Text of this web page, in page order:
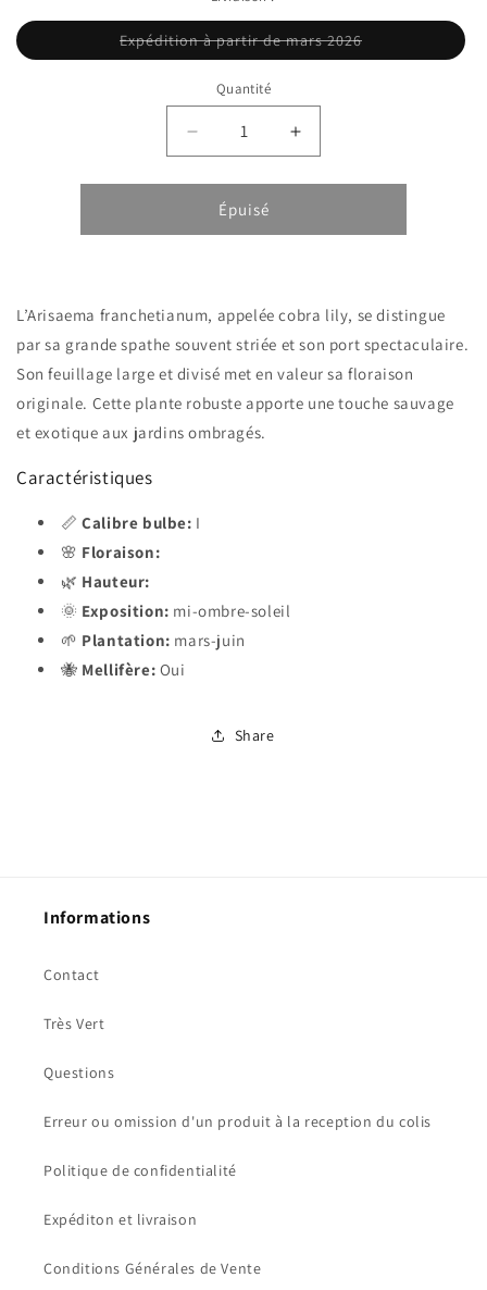
Expédition à partir de mars 2026Variante
Quantité
Réduire
la
quantité
Arisaema
Augmenter
la
quantité
Arisaema
Épuisé
L’Arisaema franchetianum, appelée cobra lily, se distingue
par sa grande spathe souvent striée et son port spectaculaire.
Son feuillage large et divisé met en valeur sa floraison
originale. Cette plante robuste apporte une touche sauvage
et exotique aux jardins ombragés.
Caractéristiques
📏Calibre bulbe: I
🌸 Floraison:
🌿 Hauteur:
🌞 Exposition: mi-ombre-soleil
🌱 Plantation: mars-juin
🐝 Mellifère: Oui
Share
Informations
Contact
Très Vert
Questions
Erreur ou omission d'un produit à la reception du colis
Politique de confidentialité
Expéditon et livraison
Conditions Générales de Vente